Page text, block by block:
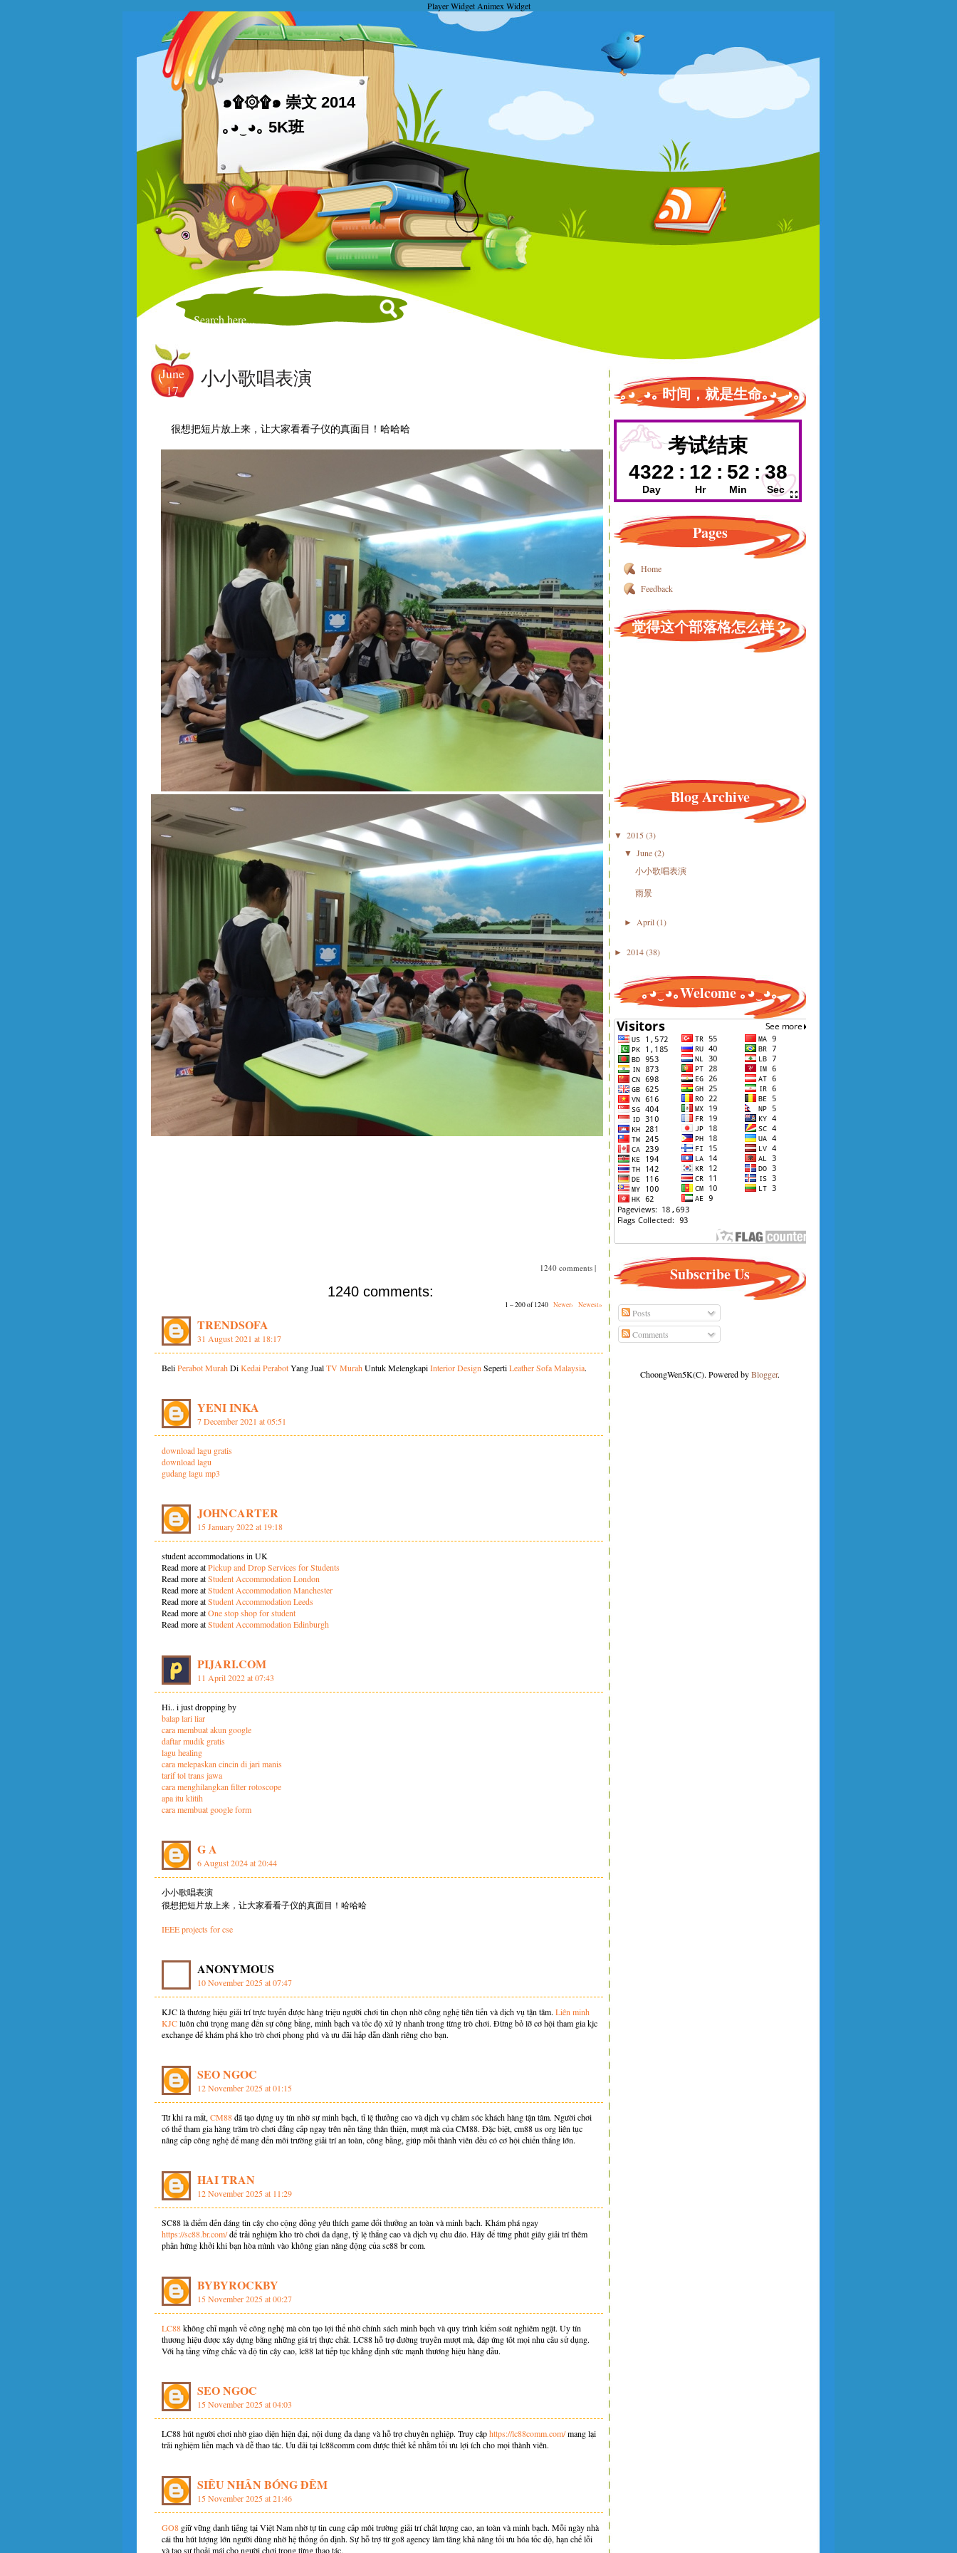
Player Widget Animex Widget
๑۩۞۩๑ 崇文 2014
｡◕‿◕｡ 5K班
June
17
小小歌唱表演
很想把短片放上来，让大家看看子仪的真面目！哈哈哈
1240 comments |
1240 comments:
1 – 200 of 1240 Newer› Newest»
TRENDSOFA
31 August 2021 at 18:17
BeliPerabot Murah DiKedai PerabotYang JualTV Murah Untuk MelengkapiInterior Design SepertiLeather Sofa Malaysia.
YENI INKA
7 December 2021 at 05:51
download lagu gratis
download lagu
gudang lagu mp3
JOHNCARTER
15 January 2022 at 19:18
student accommodations in UK
Read more atPickup and Drop Services for Students
Read more atStudent Accommodation London
Read more atStudent Accommodation Manchester
Read more atStudent Accommodation Leeds
Read more atOne stop shop for student
Read more atStudent Accommodation Edinburgh
PIJARI.COM
11 April 2022 at 07:43
Hi.. i just dropping by
balap lari liar
cara membuat akun google
daftar mudik gratis
lagu healing
cara melepaskan cincin di jari manis
tarif tol trans jawa
cara menghilangkan filter rotoscope
apa itu klitih
cara membuat google form
G A
6 August 2024 at 20:44
小小歌唱表演
很想把短片放上来，让大家看看子仪的真面目！哈哈哈
IEEE projects for cse
ANONYMOUS
10 November 2025 at 07:47
KJC là thương hiệu giải trí trực tuyến được hàng triệu người chơi tin chọn nhờ công nghệ tiên tiến và dịch vụ tận tâm. Liên minh
KJCluôn chú trọng mang đến sự công bằng, minh bạch và tốc độ xử lý nhanh trong từng trò chơi. Đừng bỏ lỡ cơ hội tham gia kjc
exchange để khám phá kho trò chơi phong phú và ưu đãi hấp dẫn dành riêng cho bạn.
SEO NGOC
12 November 2025 at 01:15
Từ khi ra mắt, CM88đã tạo dựng uy tín nhờ sự minh bạch, tỉ lệ thưởng cao và dịch vụ chăm sóc khách hàng tận tâm. Người chơi
có thể tham gia hàng trăm trò chơi đẳng cấp ngay trên nền tảng thân thiện, mượt mà của CM88. Đặc biệt, cm88 us org liên tục
nâng cấp công nghệ để mang đến môi trường giải trí an toàn, công bằng, giúp mỗi thành viên đều có cơ hội chiến thắng lớn.
HAI TRAN
12 November 2025 at 11:29
SC88 là điểm đến đáng tin cậy cho cộng đồng yêu thích game đổi thưởng an toàn và minh bạch. Khám phá ngay
https://sc88.br.com/để trải nghiệm kho trò chơi đa dạng, tỷ lệ thắng cao và dịch vụ chu đáo. Hãy để từng phút giây giải trí thêm
phần hứng khởi khi bạn hòa mình vào không gian năng động của sc88 br com.
BYBYROCKBY
15 November 2025 at 00:27
LC88không chỉ mạnh về công nghệ mà còn tạo lợi thế nhờ chính sách minh bạch và quy trình kiểm soát nghiêm ngặt. Uy tín
thương hiệu được xây dựng bằng những giá trị thực chất. LC88 hỗ trợ đường truyền mượt mà, đáp ứng tốt mọi nhu cầu sử dụng.
Với hạ tầng vững chắc và độ tin cậy cao, lc88 lat tiếp tục khẳng định sức mạnh thương hiệu hàng đầu.
SEO NGOC
15 November 2025 at 04:03
LC88 hút người chơi nhờ giao diện hiện đại, nội dung đa dạng và hỗ trợ chuyên nghiệp. Truy cậphttps://lc88comm.com/mang lại
trải nghiệm liền mạch và dễ thao tác. Ưu đãi tại lc88comm com được thiết kế nhằm tối ưu lợi ích cho mọi thành viên.
SIÊU NHÂN BÓNG ĐÊM
15 November 2025 at 21:46
GO8 giữ vững danh tiếng tại Việt Nam nhờ tự tin cung cấp môi trường giải trí chất lượng cao, an toàn và minh bạch. Mỗi ngày nhà
cái thu hút lượng lớn người dùng nhờ hệ thống ổn định. Sự hỗ trợ từ go8 agency làm tăng khả năng tối ưu hóa tốc độ, hạn chế lỗi
và tạo sự thoải mái cho người chơi trong từng thao tác.
｡◕‿◕｡ 时间，就是生命｡◕‿◕｡
Pages
Home
Feedback
觉得这个部落格怎么样？
Blog Archive
▼ 2015(3)
▼June(2)
小小歌唱表演
雨景
►April(1)
► 2014(38)
｡◕‿◕｡Welcome ｡◕‿◕｡
Subscribe Us
Posts
Comments
ChoongWen5K(C). Powered byBlogger.